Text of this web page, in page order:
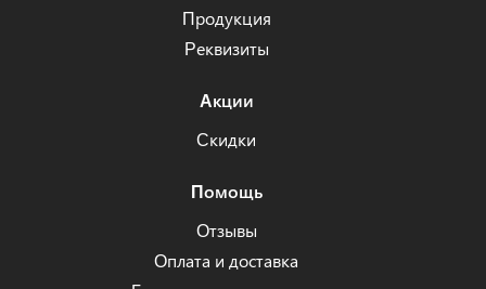
Продукция
Реквизиты
Акции
Скидки
Помощь
Отзывы
Оплата и доставка